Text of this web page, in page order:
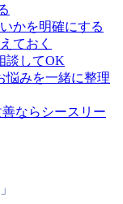
かを明確にする
ておく
談してOK
悩みを一緒に整理
ならシースリー